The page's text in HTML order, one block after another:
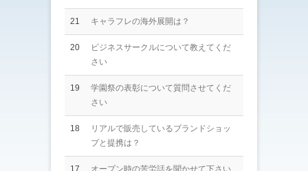
21 キャラフレの海外展開は？
20
ビジネスサークルについて教えてくだ
さい
19
学園祭の表彰について質問させてくだ
さい
18
リアルで販売しているブランドショッ
プと提携は？